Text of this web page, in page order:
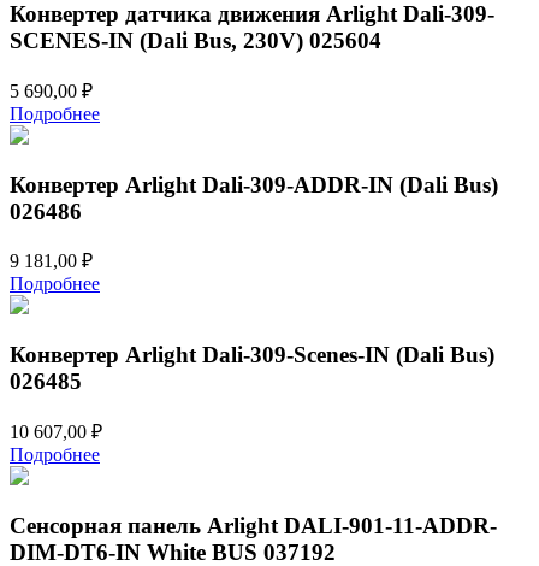
Конвертер датчика движения Arlight Dali-309-
SCENES-IN (Dali Bus, 230V) 025604
5 690,00 ₽
Подробнее
Конвертер Arlight Dali-309-ADDR-IN (Dali Bus)
026486
9 181,00 ₽
Подробнее
Конвертер Arlight Dali-309-Scenes-IN (Dali Bus)
026485
10 607,00 ₽
Подробнее
Сенсорная панель Arlight DALI-901-11-ADDR-
DIM-DT6-IN White BUS 037192